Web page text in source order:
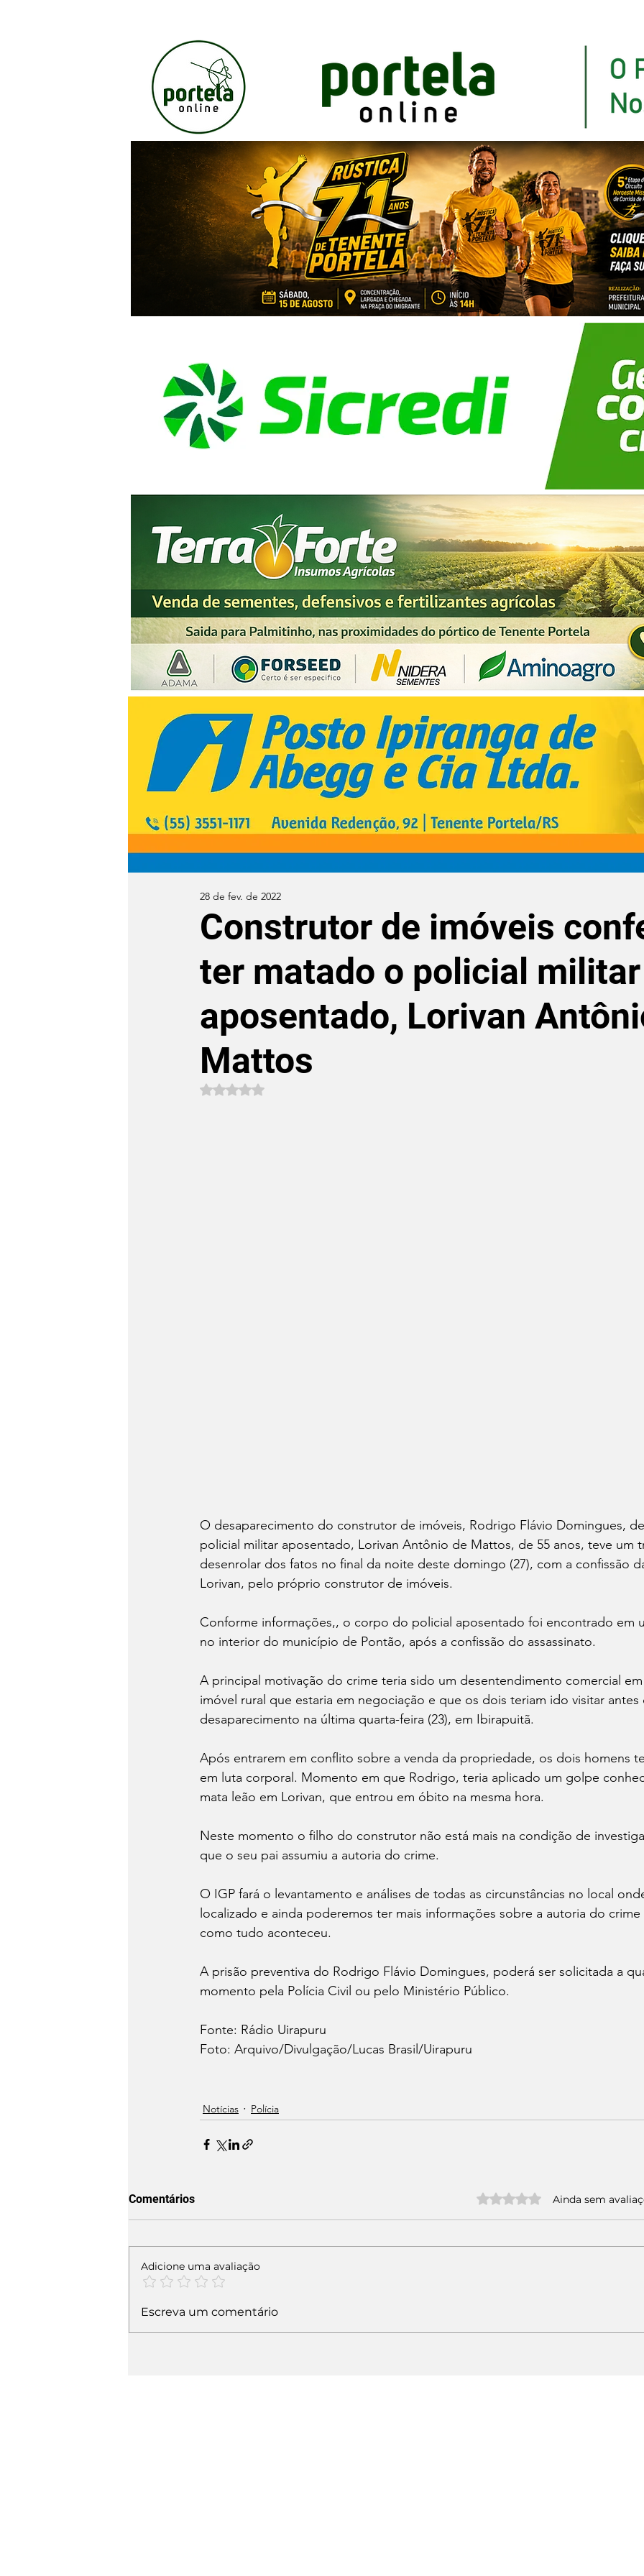
Construtor de imóveis
ter matado o policial militar
aposentado, Lorivan
Mattos
28 de fev. de 2022
Avaliado com NaN de 5 estrelas.
O desaparecimento do construtor de imóveis, Rodrigo Flávio Domingues,
policial militar aposentado, Lorivan Antônio de Mattos, de 55 anos, teve um
desenrolar dos fatos no final da noite deste domingo (27), com a confissão
Lorivan, pelo próprio construtor de imóveis.
Conforme informações,, o corpo do policial aposentado foi encontrado em
no interior do município de Pontão, após a confissão do assassinato.
A principal motivação do crime teria sido um desentendimento comercial
imóvel rural que estaria em negociação e que os dois teriam ido visitar
desaparecimento na última quarta-feira (23), em Ibirapuitã.
Após entrarem em conflito sobre a venda da propriedade, os dois homens
em luta corporal. Momento em que Rodrigo, teria aplicado um golpe
mata leão em Lorivan, que entrou em óbito na mesma hora.
Neste momento o filho do construtor não está mais na condição de
que o seu pai assumiu a autoria do crime.
O IGP fará o levantamento e análises de todas as circunstâncias no local
localizado e ainda poderemos ter mais informações sobre a autoria do
como tudo aconteceu.
A prisão preventiva do Rodrigo Flávio Domingues, poderá ser solicitada a
momento pela Polícia Civil ou pelo Ministério Público.
Fonte: Rádio Uirapuru
Foto: Arquivo/Divulgação/Lucas Brasil/Uirapuru
Notícias Polícia
Comentários Avaliado com 0 de 5 estrelas.
Ainda sem
Adicione uma avaliação
Escreva um comentário